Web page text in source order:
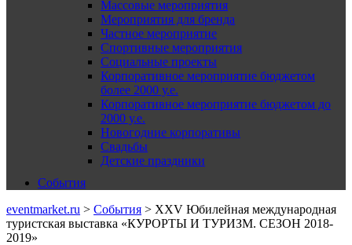
Массовые мероприятия
Мероприятия для бренда
Частное мероприятие
Спортивные мероприятия
Социальные проекты
Корпоративное мероприятие бюджетом
более 2000 у.е.
Корпоративное мероприятие бюджетом до
2000 у.е.
Новогодние корпоративы
Свадьбы
Детские праздники
События
eventmarket.ru > События > XXV Юбилейная международная
туристская выставка «КУРОРТЫ И ТУРИЗМ. СЕЗОН 2018-
2019»